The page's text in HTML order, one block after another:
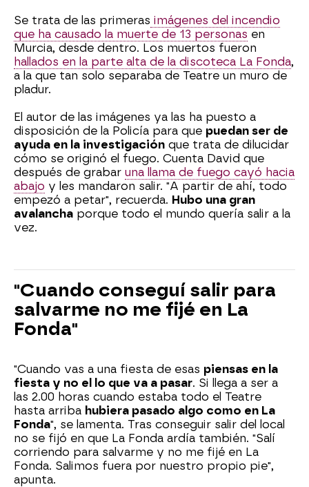
Se trata de las primeras imágenes del incendio
que ha causado la muerte de 13 personas en
Murcia, desde dentro. Los muertos fueron
hallados en la parte alta de la discoteca La Fonda,
a la que tan solo separaba de Teatre un muro de
pladur.
El autor de las imágenes ya las ha puesto a
disposición de la Policía para que puedan ser de
ayuda en la investigación que trata de dilucidar
cómo se originó el fuego. Cuenta David que
después de grabar una llama de fuego cayó hacia
abajo y les mandaron salir. "A partir de ahí, todo
empezó a petar", recuerda. Hubo una gran
avalancha porque todo el mundo quería salir a la
vez.
"Cuando conseguí salir para
salvarme no me fijé en La
Fonda"
"Cuando vas a una fiesta de esas piensas en la
fiesta y no el lo que va a pasar. Si llega a ser a
las 2.00 horas cuando estaba todo el Teatre
hasta arriba hubiera pasado algo como en La
Fonda", se lamenta. Tras conseguir salir del local
no se fijó en que La Fonda ardía también. "Salí
corriendo para salvarme y no me fijé en La
Fonda. Salimos fuera por nuestro propio pie",
apunta.